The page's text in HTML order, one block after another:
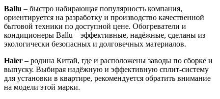
Ballu – быстро набирающая популярность компания,
ориентируется на разработку и производство качественной
бытовой техники по доступной цене. Обогреватели и
кондиционеры Ballu – эффективные, надёжные, сделаны из
экологически безопасных и долговечных материалов.
Haier – родина Китай, где и расположены заводы по сборке и
выпуску. Выбирая надёжную и эффективную сплит-систему
для установки в квартире, рекомендуется обратить внимание
на модели этой марки.